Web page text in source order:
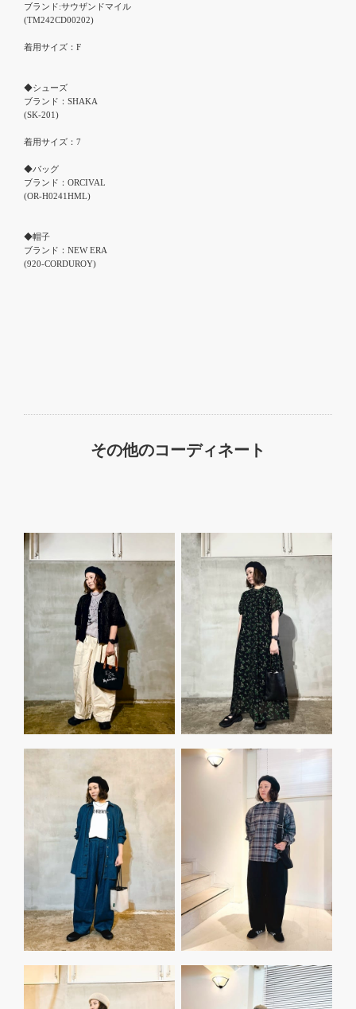
ブランド:サウザンドマイル
(TM242CD00202)
着用サイズ：F
◆シューズ
ブランド：SHAKA
(SK-201)
着用サイズ：7
◆バッグ
ブランド：ORCIVAL
(OR-H0241HML)
◆帽子
ブランド：NEW ERA
(920-CORDUROY)
その他のコーディネート